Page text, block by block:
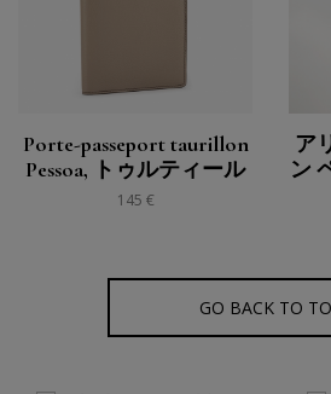
Porte-passeport taurillon
Pessoa, トゥルティール
145 €
ア
ン
GO BACK TO